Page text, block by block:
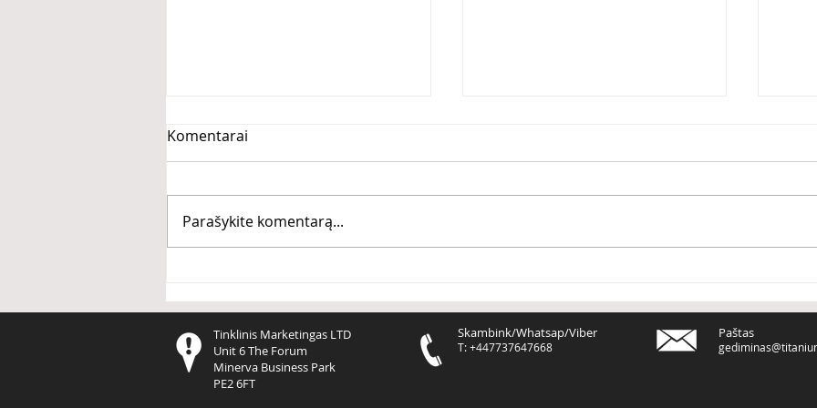
rezultatų
Komentarai
Parašykite komentarą...
Tinklinis Marketingas LTD
Unit 6 The Forum
Minerva Business Park
PE2 6FT
Skambink/Whatsap/Viber
T: +447737647668
Paštas